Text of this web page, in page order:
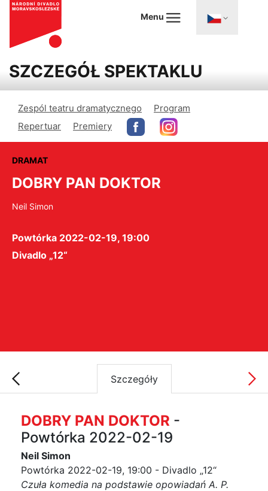
Menu
SZCZEGÓŁ SPEKTAKLU
Zespól teatru dramatycznego
Program
Repertuar
Premiery
DRAMAT
DOBRY PAN DOKTOR
Neil Simon
Powtórka 2022-02-19, 19:00
Divadlo „12“
Szczegóły
DOBRY PAN DOKTOR -
Powtórka 2022-02-19
Neil Simon
Powtórka 2022-02-19, 19:00 - Divadlo „12“
Czuła komedia na podstawie opowiadań A. P.